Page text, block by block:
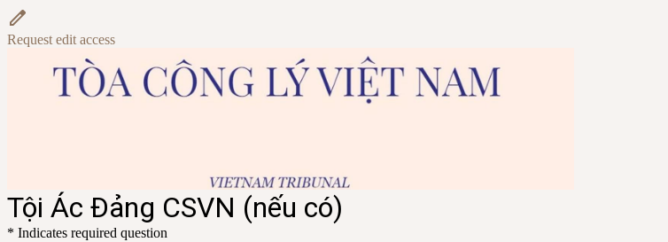
Request edit access
Tội Ác Đảng CSVN (nếu có)
* Indicates required question